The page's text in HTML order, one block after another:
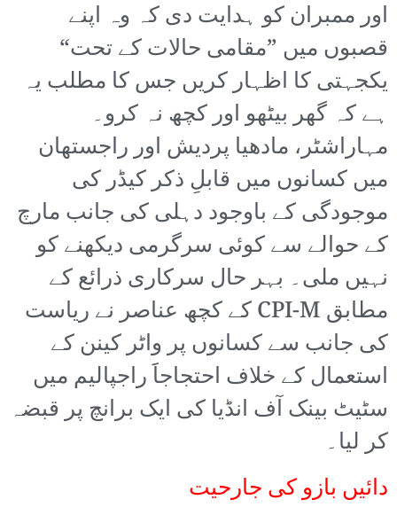
اور ممبران کو ہدایت دی کہ وہ اپنے
قصبوں میں ”مقامی حالات کے تحت“
یکجہتی کا اظہار کریں جس کا مطلب یہ
ہے کہ گھر بیٹھو اور کچھ نہ کرو۔
مہاراشٹر، مادھیا پردیش اور راجستھان
میں کسانوں میں قابلِ ذکر کیڈر کی
موجودگی کے باوجود دہلی کی جانب مارچ
کے حوالے سے کوئی سرگرمی دیکھنے کو
نہیں ملی۔ بہر حال سرکاری ذرائع کے
مطابق CPI-M کے کچھ عناصر نے ریاست
کی جانب سے کسانوں پر واٹر کینن کے
استعمال کے خلاف احتجاجاََ راجپالیم میں
سٹیٹ بینک آف انڈیا کی ایک برانچ پر قبضہ
کر لیا۔
دائیں بازو کی جارحیت